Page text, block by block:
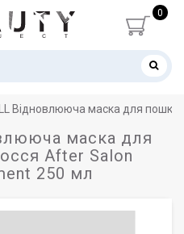
0
Відновлююча маска для
маска для
After Salon
250 мл